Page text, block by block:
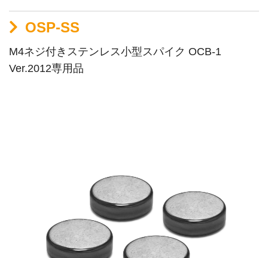
OSP-SS
M4ネジ付きステンレス小型スパイク OCB-1
Ver.2012専用品